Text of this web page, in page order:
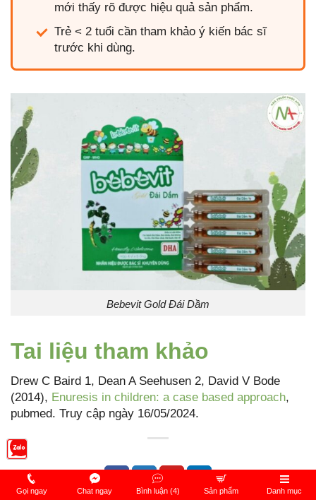
mới thấy rõ được hiệu quả sản phẩm.
Trẻ < 2 tuổi cần tham khảo ý kiến bác sĩ
trước khi dùng.
Bebevit Gold Đái Dầm
Tai liệu tham khảo
Drew C Baird 1, Dean A Seehusen 2, David V Bode
(2014), Enuresis in children: a case based approach,
pubmed. Truy cập ngày 16/05/2024.
Gọi ngay Chat ngay Bình luận (4) Sản phẩm Danh mục